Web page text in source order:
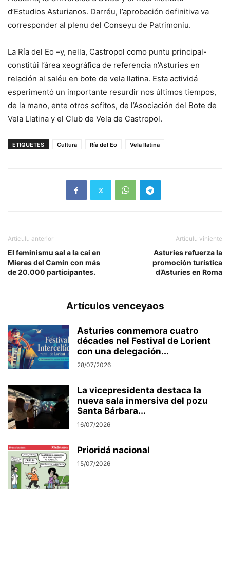
d’Estudios Asturianos. Darréu, l’aprobación definitiva va
corresponder al plenu del Conseyu de Patrimoniu.
La Ría del Eo –y, nella, Castropol como puntu principal-
constitúi l’área xeográfica de referencia n’Asturies en
relación al saléu en bote de vela llatina. Esta actividá
esperimentó un importante resurdir nos últimos tiempos,
de la mano, ente otros sofitos, de l’Asociación del Bote de
Vela Llatina y el Club de Vela de Castropol.
ETIQUETES Cultura Ría del Eo Vela llatina
Artículu anterior
El feminismu sal a la cai en
Mieres del Camín con más
de 20.000 participantes.
Artículu viniente
Asturies refuerza la
promoción turística
d’Asturies en Roma
Artículos venceyaos
Asturies conmemora cuatro
décades nel Festival de Lorient
con una delegación...
28/07/2026
La vicepresidenta destaca la
nueva sala inmersiva del pozu
Santa Bárbara...
16/07/2026
Prioridá nacional
15/07/2026